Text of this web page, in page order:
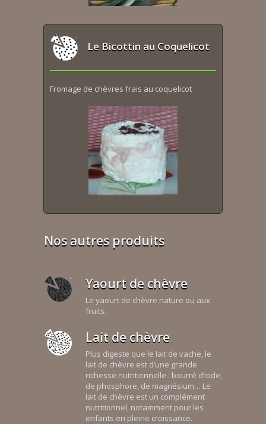
Le Bicottin au Coquelicot
Fromage de chèvres frais au coquelicot
Nos autres produits
Yaourt de chèvre
Le yaourt de chèvre nature ou aux
fruits.
Lait de chèvre
Plus digeste que le lait de vache, le
lait de chèvre est d’une grande
richesse nutritionnelle : bourré d’iode,
de phosphore, de magnésium… Le
lait de chèvre est un complément
nutritionnel, notamment pour les
enfants en pleine croissance.